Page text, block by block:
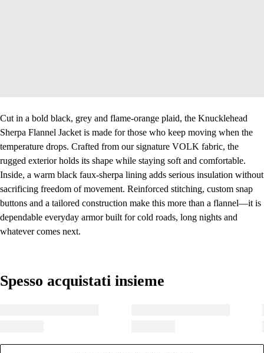
Cut in a bold black, grey and flame-orange plaid, the Knucklehead
Sherpa Flannel Jacket is made for those who keep moving when the
temperature drops. Crafted from our signature VOLK fabric, the
rugged exterior holds its shape while staying soft and comfortable.
Inside, a warm black faux-sherpa lining adds serious insulation without
sacrificing freedom of movement. Reinforced stitching, custom snap
buttons and a tailored construction make this more than a flannel—it is
dependable everyday armor built for cold roads, long nights and
whatever comes next.
Spesso acquistati insieme
Spesso acquistati insieme